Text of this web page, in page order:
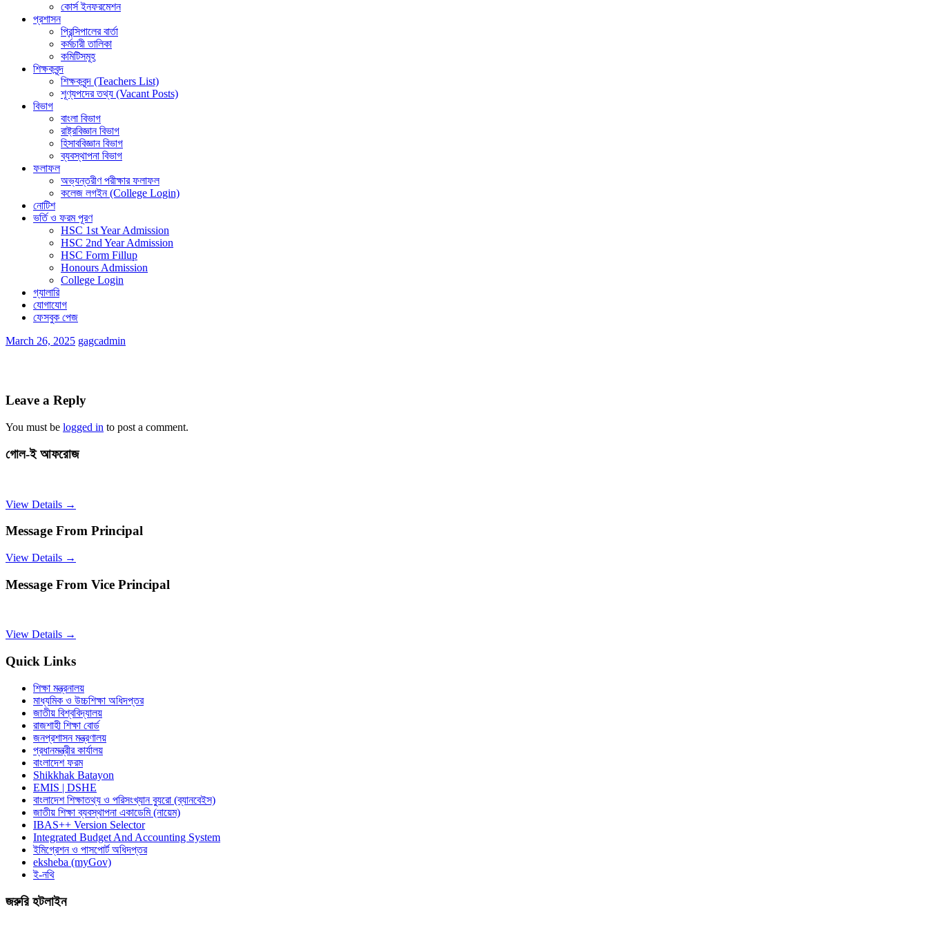
কোর্স ইনফরমেশন
প্রশাসন
প্রিন্সিপালের বার্তা
কর্মচারী তালিকা
কমিটিসমূহ
শিক্ষকবৃন্দ
শিক্ষকবৃন্দ (Teachers List)
শূণ্যপদের তথ্য (Vacant Posts)
বিভাগ
বাংলা বিভাগ
রাষ্ট্রবিজ্ঞান বিভাগ
হিসাববিজ্ঞান বিভাগ
ব্যবস্থাপনা বিভাগ
ফলাফল
অভ্যন্তরীণ পরীক্ষার ফলাফল
কলেজ লগইন (College Login)
নোটিশ
ভর্তি ও ফরম পূরণ
HSC 1st Year Admission
HSC 2nd Year Admission
HSC Form Fillup
Honours Admission
College Login
গ্যালারি
যোগাযোগ
ফেসবুক পেজ
March 26, 2025 gagcadmin
Leave a Reply
You must be logged in to post a comment.
গোল-ই আফরোজ
View Details →
Message From Principal
View Details →
Message From Vice Principal
View Details →
Quick Links
শিক্ষা মন্ত্রনালয়
মাধ্যমিক ও উচ্চশিক্ষা অধিদপ্তর
জাতীয় বিশ্ববিদ্যালয়
রাজশাহী শিক্ষা বোর্ড
জনপ্রশাসন মন্ত্রণালয়
প্রধানমন্ত্রীর কার্যালয়
বাংলাদেশ ফরম
Shikkhak Batayon
EMIS | DSHE
বাংলাদেশ শিক্ষাতথ্য ও পরিসংখ্যান ব্যুরো (ব্যানবেইস)
জাতীয় শিক্ষা ব্যবস্থাপনা একাডেমি (নায়েম)
IBAS++ Version Selector
Integrated Budget And Accounting System
ইমিগ্রেশন ও পাসপোর্ট অধিদপ্তর
eksheba (myGov)
ই-নথি
জরুরি হটলাইন